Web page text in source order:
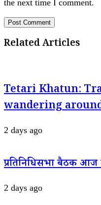
the next time I comment.
Related Articles
Tetari Khatun:
wandering
2 days ago
प्रतिनिधिसभा बैठक आज
2 days ago